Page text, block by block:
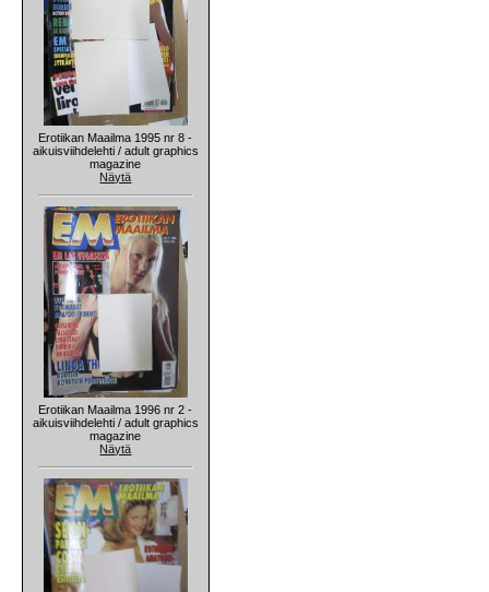
Erotiikan Maailma 1995 nr 8 -
aikuisviihdelehti / adult graphics
magazine
Näytä
Erotiikan Maailma 1996 nr 2 -
aikuisviihdelehti / adult graphics
magazine
Näytä